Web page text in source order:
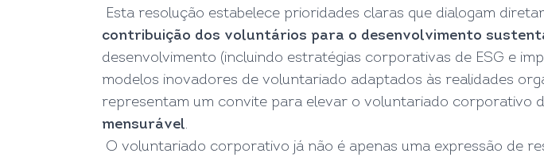
Esta resolução estabelece prioridades claras que dialogam
contribuição dos voluntários para o desenvolvimento
desenvolvimento (incluindo estratégias corporativas de ESG e
modelos inovadores de voluntariado adaptados às realidades
representam um convite para elevar o voluntariado corporativo
mensurável.
O voluntariado corporativo já não é apenas uma expressão de